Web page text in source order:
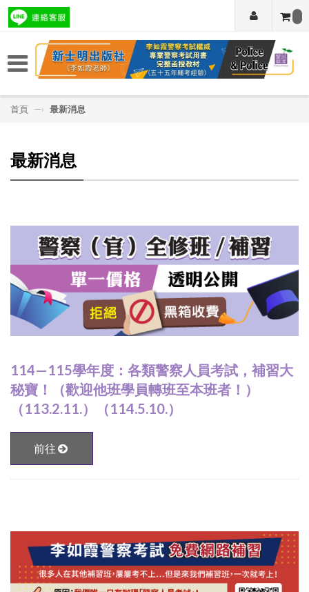
首頁 —› 最新消息
最新消息
114—115學年度：各類警察人員考試，補習大
秘寶！（歡迎他班學員轉班至本班者！）
（113.2.11.）（114.5.10.）
前往